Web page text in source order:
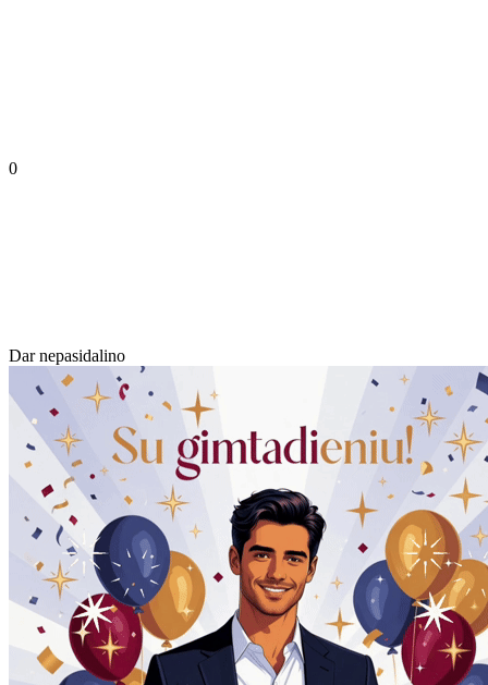
0
Dar nepasidalino